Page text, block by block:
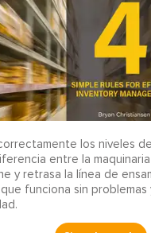
los niveles
entre la
y retrasa la línea de
funciona sin